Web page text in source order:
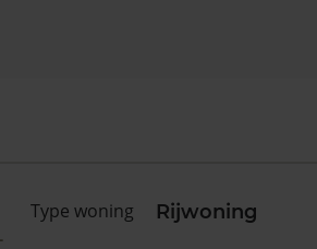
Type woning Rijwoning